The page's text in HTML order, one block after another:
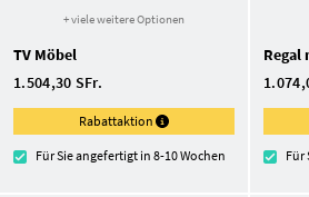
+ viele weitere Optionen
TV Möbel
1.504,30 SFr.
Rabattaktion
Für Sie angefertigt in 8-10 Wochen
Regal
Für